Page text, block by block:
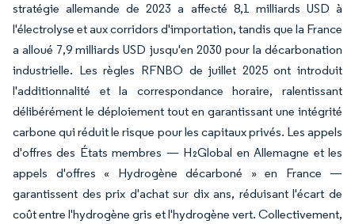
stratégie allemande de 2023 a affecté 8,1 milliards USD à
l'électrolyse et aux corridors d'importation, tandis que la France
a alloué 7,9 milliards USD jusqu'en 2030 pour la décarbonation
industrielle. Les règles RFNBO de juillet 2025 ont introduit
l'additionnalité et la correspondance horaire, ralentissant
délibérément le déploiement tout en garantissant une intégrité
carbone qui réduit le risque pour les capitaux privés. Les appels
d'offres des États membres — H₂Global en Allemagne et les
appels d'offres « Hydrogène décarboné » en France —
garantissent des prix d'achat sur dix ans, réduisant l'écart de
coût entre l'hydrogène gris et l'hydrogène vert. Collectivement,